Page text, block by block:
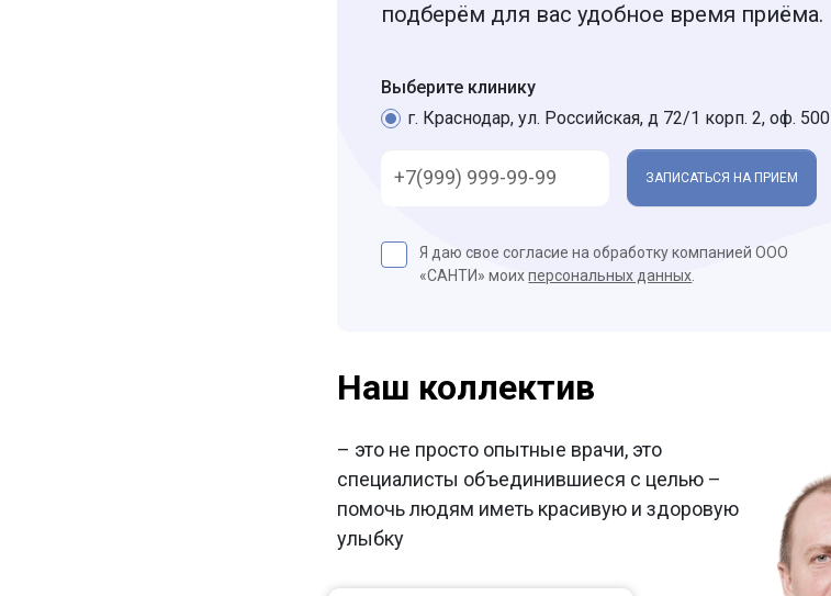
подберём для вас удобное время приёма.
Выберите клинику
г. Краснодар, ул. Российская, д 72/1 корп. 2, оф. 500
ЗАПИСАТЬСЯ НА ПРИЕМ
Я даю свое согласие на обработку компанией ООО
«САНТИ» моихперсональных данных
Наш коллектив
– это не просто опытные врачи, это
специалисты объединившиеся с целью –
помочь людям иметь красивую и здоровую
улыбку